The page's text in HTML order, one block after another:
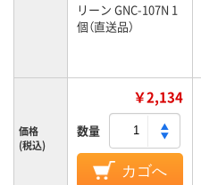
リーン GNC-107N 1
個（直送品）
価格
(税込)
￥2,134
数量
カゴへ